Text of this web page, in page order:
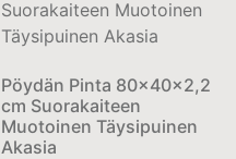
Pöydän Pinta 80x40x2,2
cm Suorakaiteen
Muotoinen Täysipuinen
Akasia